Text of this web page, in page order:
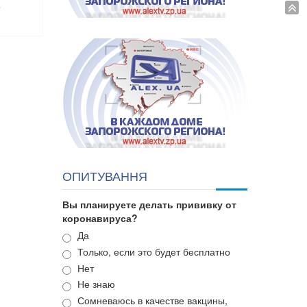
ОПИТУВАННЯ
Вы планируете делать прививку от
коронавируса?
Варианты
Да
Только, если это будет бесплатно
Нет
Не знаю
Сомневаюсь в качестве вакцины,